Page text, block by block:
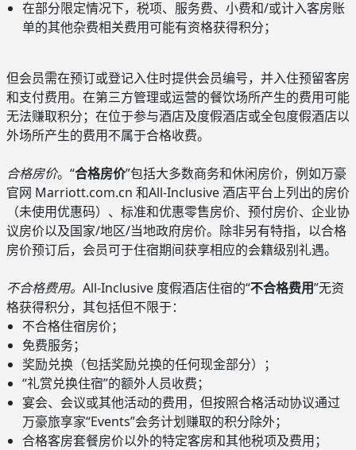
在部分限定情况下，税项、服务费、小费和/或计入客房账
单的其他杂费相关费用可能有资格获得积分；
但会员需在预订或登记入住时提供会员编号，并入住预留客房
和支付费用。在第三方管理或运营的餐饮场所产生的费用可能
无法赚取积分；在位于参与酒店及度假酒店或全包度假酒店以
外场所产生的费用不属于合格收费。
合格房价。“合格房价”包括大多数商务和休闲房价，例如万豪
官网 Marriott.com.cn 和All-Inclusive 酒店平台上列出的房价
（未使用优惠码）、标准和优惠零售房价、预付房价、企业协
议房价以及国家/地区/当地政府房价。除非另有特指，以合格
房价预订后，会员可于住宿期间获享相应的会籍级别礼遇。
不合格费用。 All-Inclusive 度假酒店住宿的“不合格费用”无资
格获得积分，其包括但不限于：
不合格住宿房价；
免费服务；
奖励兑换（包括奖励兑换的任何现金部分）；
“礼赏兑换住宿”的额外人员收费；
宴会、会议或其他活动的费用，但按照合格活动协议通过
万豪旅享家“Events”会务计划赚取的积分除外；
合格客房套餐房价以外的特定客房和其他税项及费用；